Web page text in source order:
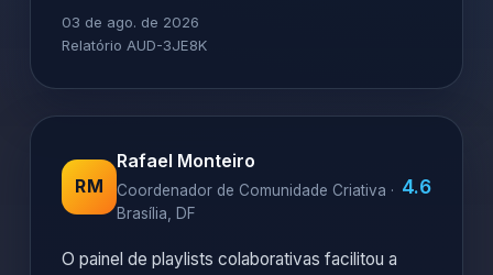
03 de ago. de 2026
Relatório AUD-3JE8K
RM
Rafael Monteiro
Coordenador de Comunidade Criativa ·
Brasília, DF
4.6
O painel de playlists colaborativas facilitou a